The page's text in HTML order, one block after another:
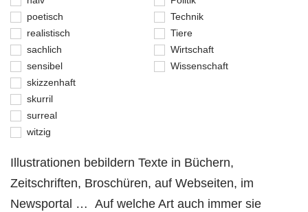
poetisch
realistisch
sachlich
sensibel
skizzenhaft
skurril
surreal
witzig
Technik
Tiere
Wirtschaft
Wissenschaft
Illustrationen bebildern Texte in Büchern,
Zeitschriften, Broschüren, auf Webseiten, im
Newsportal … Auf welche Art auch immer sie